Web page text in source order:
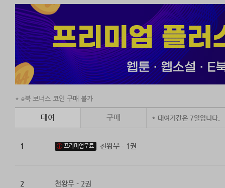
e북 보너스 코인 구매 불가
대여 구매 * 대여기간은 7일입니다.
1 프리미엄무료 천왕무 - 1권
2 천왕무 - 2권